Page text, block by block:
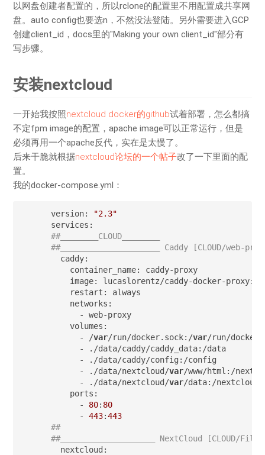
以网盘创建者配置的，所以rclone的配置里不用配置成共享网
盘。auto config也要选n，不然没法登陆。另外需要进入GCP
创建client_id，docs里的"Making your own client_id"部分有
写步骤。
安装nextcloud
一开始我按照nextcloud docker的github试着部署，怎么都搞
不定fpm image的配置，apache image可以正常运行，但是
必须再用一个apache反代，实在是太慢了。
后来干脆就根据nextcloud论坛的一个帖子改了一下里面的配
置。
我的docker-compose.yml：
version:
"2.3"
##________CLOUD________
##_____________________ Caddy [CLOUD/web-
  caddy:
    container_name: caddy-proxy
image: lucaslorentz/caddy-docker-
    restart: always
    networks:
      - web-proxy
    volumes:
      - /
var/run/docker.sock:/var/run/
      - ./data/caddy/caddy_data:/data
      - ./data/caddy/config:/config
      - ./data/nextcloud/
var/www/html:/
      - ./data/nextcloud/
var/data:/nextcloud/
    ports:
      -
80: 80
      -
443:443
##
##____________________ NextCloud [CLOUD/
  nextcloud: